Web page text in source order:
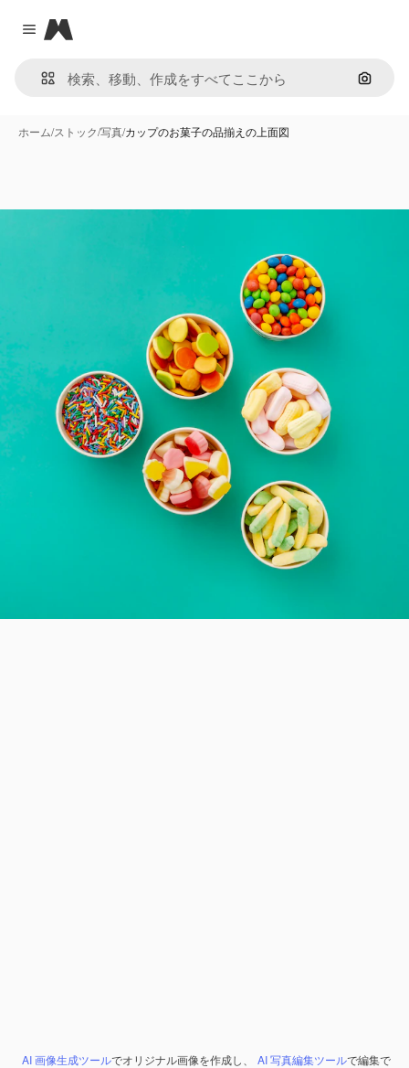
Close menu
Magnific
画像で
ホーム/ストック/写真/カップのお菓子の品揃えの上面図
AI 画像生成ツールでオリジナル画像を作成し、 AI 写真編集ツールで編集で